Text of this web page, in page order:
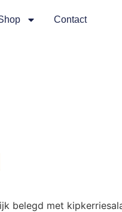
Contact
belegd met